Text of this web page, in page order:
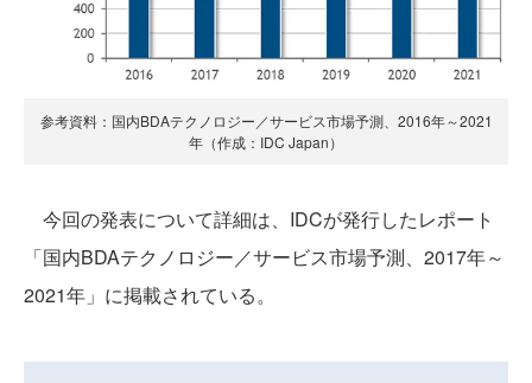
参考資料：国内BDAテクノロジー／サービス市場予測、2016年～2021
年（作成：IDC Japan）
今回の発表について詳細は、IDCが発行したレポート
「国内BDAテクノロジー／サービス市場予測、2017年～
2021年」に掲載されている。